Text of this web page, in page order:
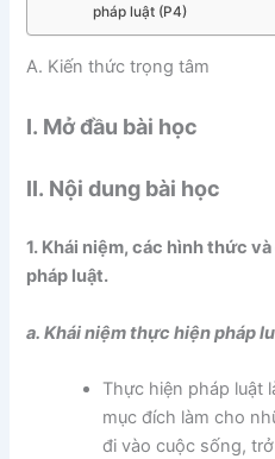
pháp luật (P4)
A. Kiến thức trọng tâm
I. Mở đầu bài học
II. Nội dung bài học
1. Khái niệm, các hình thức
pháp luật.
a. Khái niệm thực hiện pháp
Thực hiện pháp luật
mục đích làm cho
đi vào cuộc sống,